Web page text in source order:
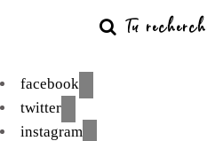
facebook
twitter
instagram